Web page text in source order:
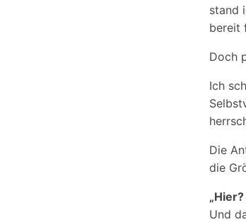
stand
bereit
Doch
Ich
Die
die
Und